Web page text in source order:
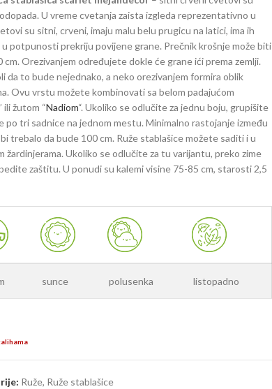
U vreme cvetanja zaista izgleda reprezentativno u
su sitni, crveni, imaju malu belu prugicu na latici, ima ih
u potpunosti prekriju povijene grane. Prečnik krošnje može biti
cm. Orezivanjem određujete dokle će grane ići prema zemlji.
da to bude nejednako, a neko orezivanjem formira oblik
Ovu vrstu možete kombinovati sa belom padajućom
ili žutom “Nadiom“. Ukoliko se odlučite za jednu boju, grupišite
po tri sadnice na jednom mestu. Minimalno rastojanje između
trebalo da bude 100 cm. Ruže stablašice možete saditi i u
žardinjerama. Ukoliko se odlučite za tu varijantu, preko zime
zaštitu. U ponudi su kalemi visine 75-85 cm, starosti 2,5
sunce polusenka listopadno
Ruže, Ruže stablašice